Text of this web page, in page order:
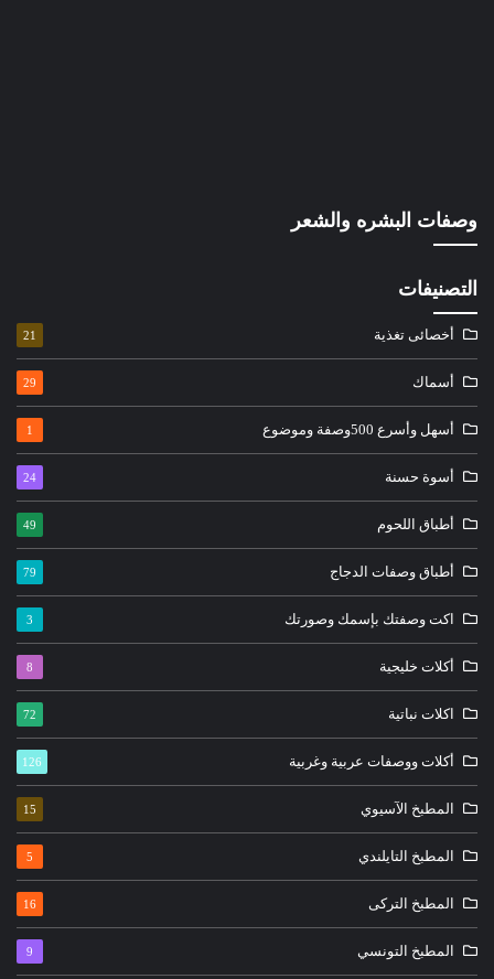
وصفات البشره والشعر
التصنيفات
أخصائى تغذية 21
أسماك 29
أسهل وأسرع 500وصفة وموضوع 1
أسوة حسنة 24
أطباق اللحوم 49
أطباق وصفات الدجاج 79
اكت وصفتك بإسمك وصورتك 3
أكلات خليجية 8
اكلات نباتية 72
أكلات ووصفات عربية وغربية 126
المطبخ الآسيوي 15
المطبخ التايلندي 5
المطبخ التركى 16
المطبخ التونسي 9